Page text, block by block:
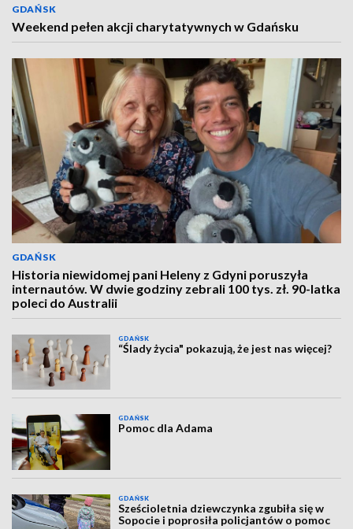
GDAŃSK
Weekend pełen akcji charytatywnych w Gdańsku
GDAŃSK
Historia niewidomej pani Heleny z Gdyni poruszyła
internautów. W dwie godziny zebrali 100 tys. zł. 90-latka
poleci do Australii
GDAŃSK
“Ślady życia" pokazują, że jest nas więcej?
GDAŃSK
Pomoc dla Adama
GDAŃSK
Sześcioletnia dziewczynka zgubiła się w
Sopocie i poprosiła policjantów o pomoc